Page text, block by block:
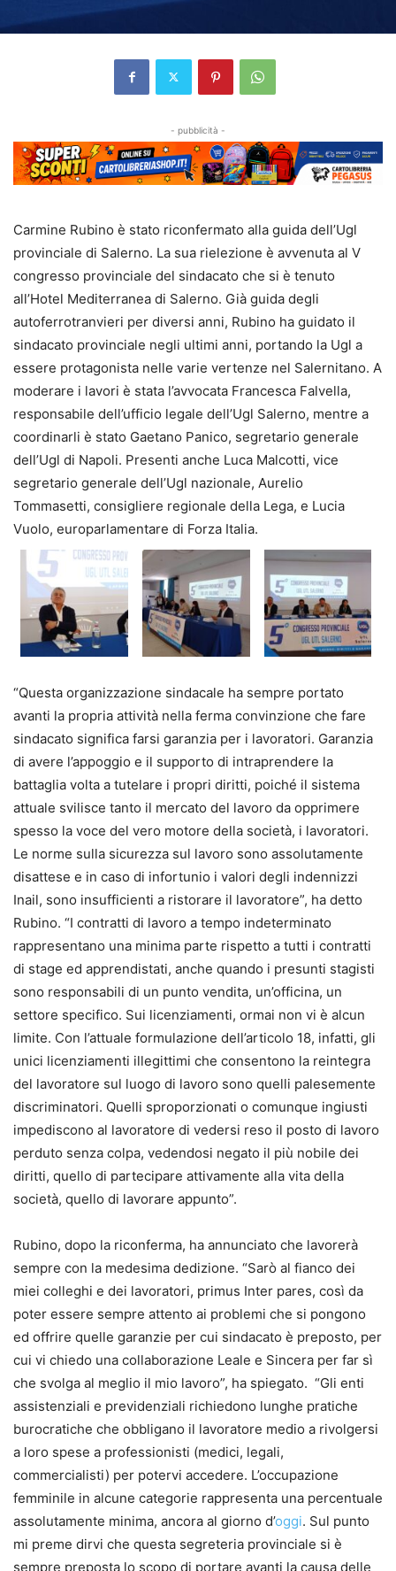
- pubblicità -
Carmine Rubino è stato riconfermato alla guida dell’Ugl
provinciale di Salerno. La sua rielezione è avvenuta al V
congresso provinciale del sindacato che si è tenuto
all’Hotel Mediterranea di Salerno. Già guida degli
autoferrotranvieri per diversi anni, Rubino ha guidato il
sindacato provinciale negli ultimi anni, portando la Ugl a
essere protagonista nelle varie vertenze nel Salernitano. A
moderare i lavori è stata l’avvocata Francesca Falvella,
responsabile dell’ufficio legale dell’Ugl Salerno, mentre a
coordinarli è stato Gaetano Panico, segretario generale
dell’Ugl di Napoli. Presenti anche Luca Malcotti, vice
segretario generale dell’Ugl nazionale, Aurelio
Tommasetti, consigliere regionale della Lega, e Lucia
Vuolo, europarlamentare di Forza Italia.
“Questa organizzazione sindacale ha sempre portato
avanti la propria attività nella ferma convinzione che fare
sindacato significa farsi garanzia per i lavoratori. Garanzia
di avere l’appoggio e il supporto di intraprendere la
battaglia volta a tutelare i propri diritti, poiché il sistema
attuale svilisce tanto il mercato del lavoro da opprimere
spesso la voce del vero motore della società, i lavoratori.
Le norme sulla sicurezza sul lavoro sono assolutamente
disattese e in caso di infortunio i valori degli indennizzi
Inail, sono insufficienti a ristorare il lavoratore”, ha detto
Rubino. “I contratti di lavoro a tempo indeterminato
rappresentano una minima parte rispetto a tutti i contratti
di stage ed apprendistati, anche quando i presunti stagisti
sono responsabili di un punto vendita, un’officina, un
settore specifico. Sui licenziamenti, ormai non vi è alcun
limite. Con l’attuale formulazione dell’articolo 18, infatti, gli
unici licenziamenti illegittimi che consentono la reintegra
del lavoratore sul luogo di lavoro sono quelli palesemente
discriminatori. Quelli sproporzionati o comunque ingiusti
impediscono al lavoratore di vedersi reso il posto di lavoro
perduto senza colpa, vedendosi negato il più nobile dei
diritti, quello di partecipare attivamente alla vita della
società, quello di lavorare appunto”.
Rubino, dopo la riconferma, ha annunciato che lavorerà
sempre con la medesima dedizione. “Sarò al fianco dei
miei colleghi e dei lavoratori, primus Inter pares, così da
poter essere sempre attento ai problemi che si pongono
ed offrire quelle garanzie per cui sindacato è preposto, per
cui vi chiedo una collaborazione Leale e Sincera per far sì
che svolga al meglio il mio lavoro”, ha spiegato. “Gli enti
assistenziali e previdenziali richiedono lunghe pratiche
burocratiche che obbligano il lavoratore medio a rivolgersi
a loro spese a professionisti (medici, legali,
commercialisti) per potervi accedere. L’occupazione
femminile in alcune categorie rappresenta una percentuale
assolutamente minima, ancora al giorno d’oggi. Sul punto
mi preme dirvi che questa segreteria provinciale si è
sempre preposta lo scopo di portare avanti la causa delle